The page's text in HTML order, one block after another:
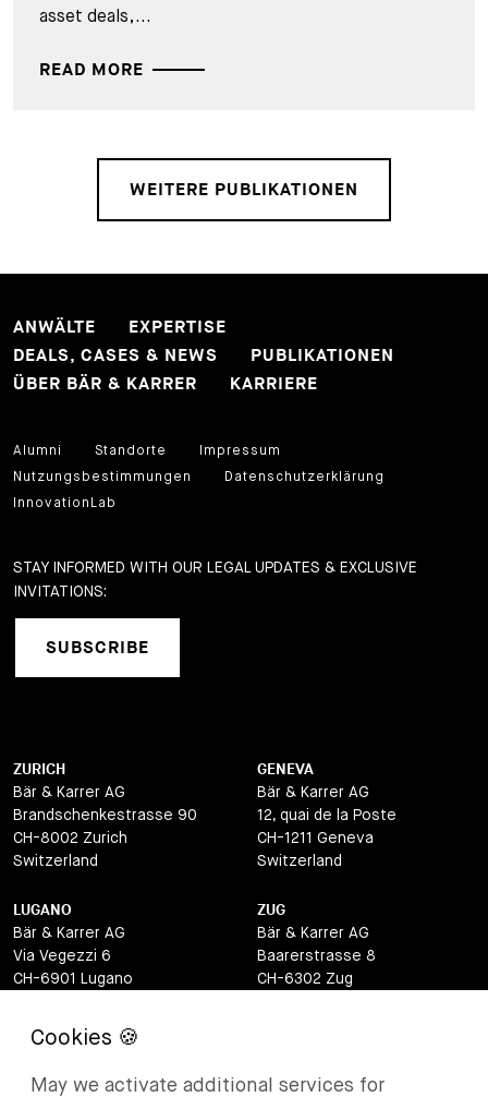
asset deals,...
READ MORE
WEITERE PUBLIKATIONEN
ANWÄLTE
EXPERTISE
DEALS, CASES & NEWS
PUBLIKATIONEN
ÜBER BÄR & KARRER
KARRIERE
Alumni Standorte
Impressum
Nutzungsbestimmungen
Datenschutzerklärung
InnovationLab
STAY INFORMED WITH OUR LEGAL UPDATES & EXCLUSIVE
INVITATIONS:
SUBSCRIBE
ZURICH
Bär & Karrer AG
Brandschenkestrasse 90
CH-8002 Zurich
Switzerland
GENEVA
Bär & Karrer AG
12, quai de la Poste
CH-1211 Geneva
Switzerland
LUGANO
Bär & Karrer AG
Via Vegezzi 6
CH-6901 Lugano
ZUG
Bär & Karrer AG
Baarerstrasse 8
CH-6302 Zug
BASEL
May we activate additional services for